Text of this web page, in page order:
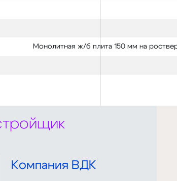
Монолитная ж/б плита 150 мм на
Компания ВДК